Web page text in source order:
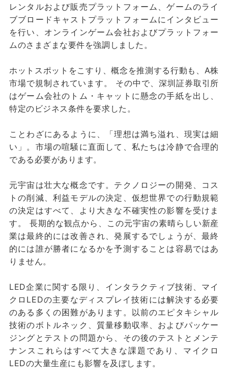
レンタルおよび販売プラットフォーム、ゲームのライ
ブブロードキャストプラットフォームにインタビュー
を行い、オンラインゲーム会社およびプラットフォー
ムのさまざまな要件を強調しました。
ホットスポットをこすり、概念を推測する行動も、A株
市場で規制されています。 その中で、深圳証券取引所
はゲーム会社のトム・キャットに懸念の手紙を出し、
特定のビジネス条件を要求した。
ことわざにあるように、「理想は満ち溢れ、現実は細
い」。市場の喧騒に直面して、私たちは冷静で合理的
である必要があります。
元宇宙は壮大な概念です。テクノロジーの開発、コス
トの削減、利益モデルの決定、仮想世界での行動規範
の決定はすべて、より大きな不確実性の影響を受けま
す。 長期的な観点から、この元宇宙の素晴らしい新産
業は最終的には改善され、発展するでしょうが、最終
的には誰が勝者になるかを予測することは容易ではあ
りません。
LED企業に関する限り、インタラクティブ技術、マイ
クロLEDの主要なディスプレイ技術には解決する必要
のある多くの困難があります。以前のエピタキシャル
技術のボトルネック、質量移動収率、およびパッケー
ジングとテストの問題から、その後のテストとメンテ
ナンスこれらはすべて大きな課題であり、マイクロ
LEDの大量生産にも影響を及ぼします。